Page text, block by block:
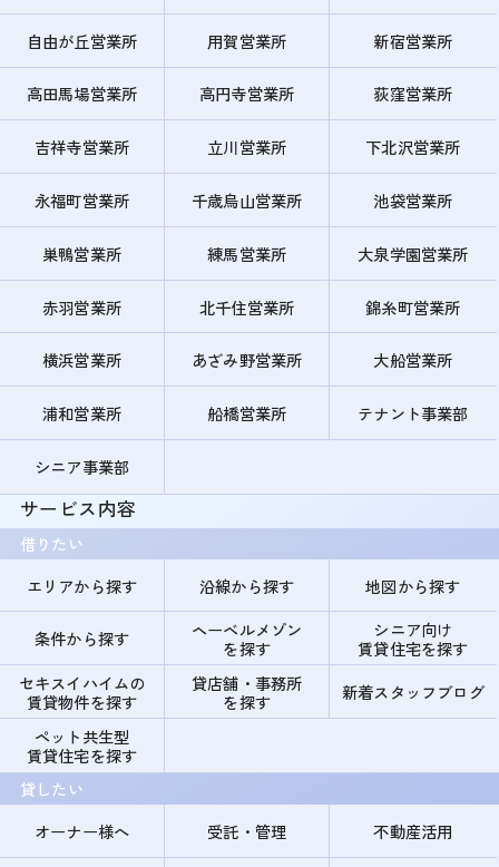
自由が丘営業所 用賀営業所 新宿営業所
高田馬場営業所 高円寺営業所 荻窪営業所
吉祥寺営業所 立川営業所 下北沢営業所
永福町営業所 千歳烏山営業所 池袋営業所
巣鴨営業所 練馬営業所 大泉学園営業所
赤羽営業所 北千住営業所 錦糸町営業所
横浜営業所 あざみ野営業所 大船営業所
浦和営業所 船橋営業所 テナント事業部
シニア事業部
サービス内容
借りたい
エリアから探す
沿線から探す 地図から探す
条件から探す
ヘーベルメゾン
を探す
シニア向け
賃貸住宅を探す
セキスイハイムの
賃貸物件を探す
貸店舗・事務所
を探す
新着スタッフブログ
ペット共生型
賃貸住宅を探す
貸したい
オーナー様へ
受託・管理 不動産活用